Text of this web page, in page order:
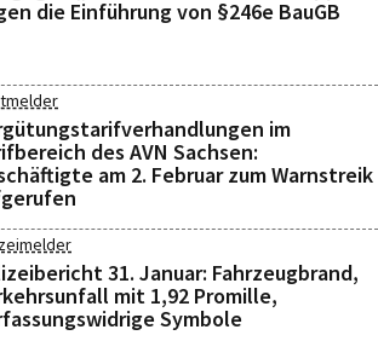
die Einführung von §246e BauGB
im
des AVN Sachsen:
am 2. Februar zum Warnstreik
31. Januar: Fahrzeugbrand,
mit 1,92 Promille,
Symbole